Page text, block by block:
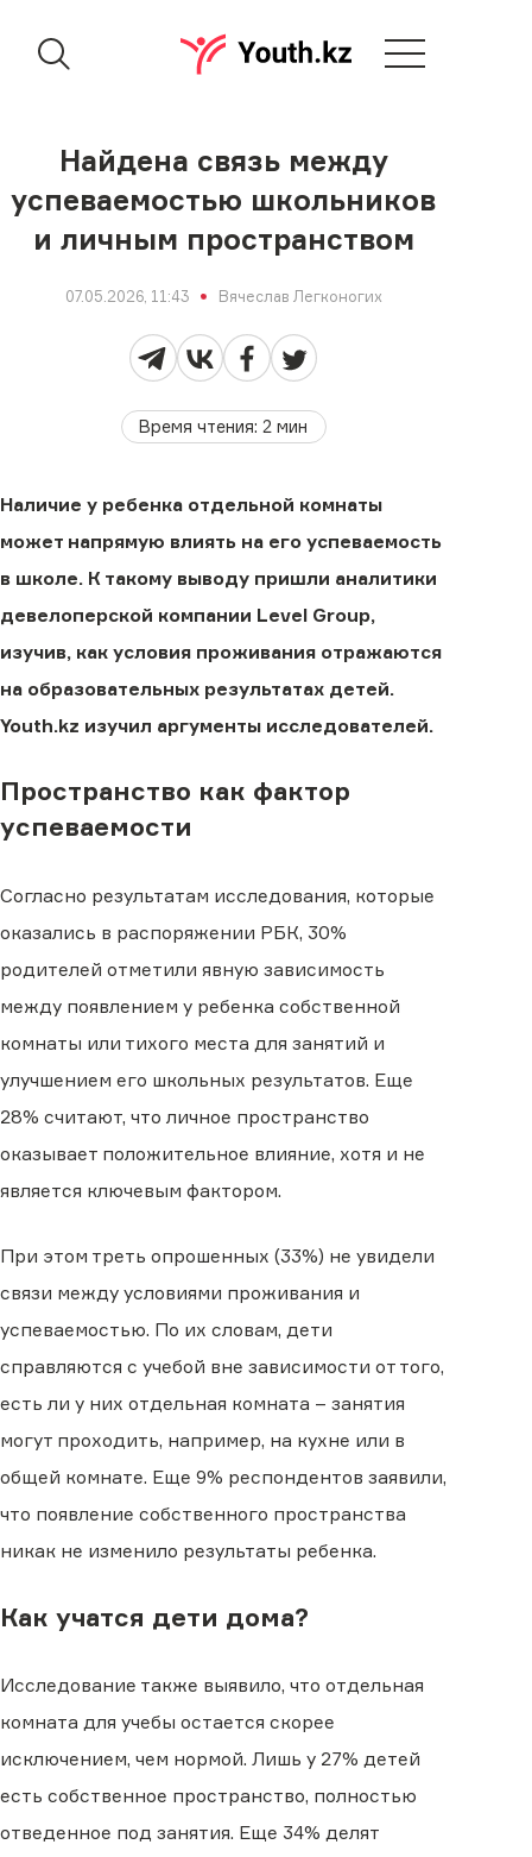
Найдена связь между
успеваемостью школьников
и личным пространством
07.05.2026, 11:43 Вячеслав Легконогих
Время чтения:2 мин
Наличие у ребенка отдельной комнаты
может напрямую влиять на его успеваемость
в школе. К такому выводу пришли аналитики
девелоперской компании Level Group,
изучив, как условия проживания отражаются
на образовательных результатах детей.
Youth.kz изучил аргументы исследователей.
Пространство как фактор
успеваемости
Согласно результатам исследования, которые
оказались в распоряжении РБК, 30%
родителей отметили явную зависимость
между появлением у ребенка собственной
комнаты или тихого места для занятий и
улучшением его школьных результатов. Еще
28% считают, что личное пространство
оказывает положительное влияние, хотя и не
является ключевым фактором.
При этом треть опрошенных (33%) не увидели
связи между условиями проживания и
успеваемостью. По их словам, дети
справляются с учебой вне зависимости от того,
есть ли у них отдельная комната – занятия
могут проходить, например, на кухне или в
общей комнате. Еще 9% респондентов заявили,
что появление собственного пространства
никак не изменило результаты ребенка.
Как учатся дети дома?
Исследование также выявило, что отдельная
комната для учебы остается скорее
исключением, чем нормой. Лишь у 27% детей
есть собственное пространство, полностью
отведенное под занятия. Еще 34% делят